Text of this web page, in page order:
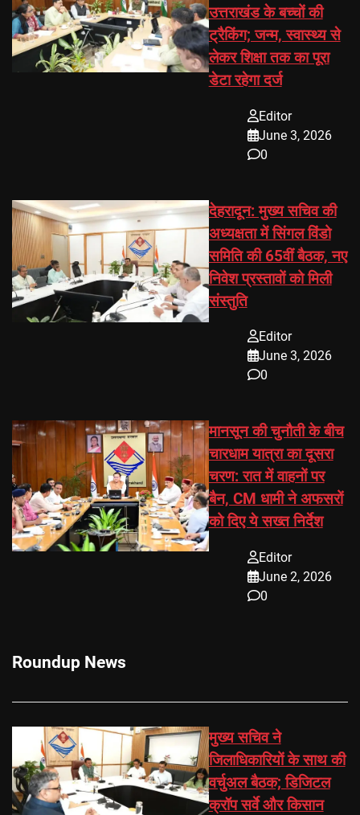
उत्तराखंड के बच्चों की
ट्रैकिंग; जन्म, स्वास्थ्य से
लेकर शिक्षा तक का पूरा
डेटा रहेगा दर्ज
Editor
June 3, 2026
0
देहरादून: मुख्य सचिव की
अध्यक्षता में सिंगल विंडो
समिति की 65वीं बैठक, नए
निवेश प्रस्तावों को मिली
संस्तुति
Editor
June 3, 2026
0
मानसून की चुनौती के बीच
चारधाम यात्रा का दूसरा
चरण: रात में वाहनों पर
बैन, CM धामी ने अफसरों
को दिए ये सख्त निर्देश
Editor
June 2, 2026
0
Roundup News
मुख्य सचिव ने
जिलाधिकारियों के साथ की
वर्चुअल बैठक; डिजिटल
क्रॉप सर्वे और किसान